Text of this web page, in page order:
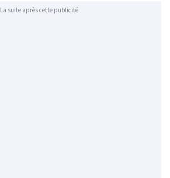
La suite après cette publicité